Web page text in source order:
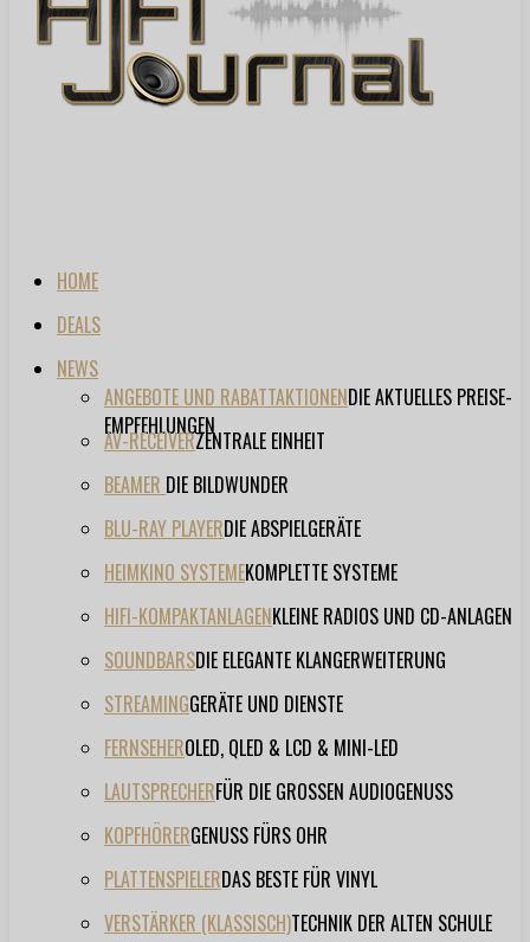
HOME
DEALS
NEWS
ANGEBOTE UND RABATTAKTIONENDIE AKTUELLES PREISE-
EMPFEHLUNGEN
AV-RECEIVERZENTRALE EINHEIT
BEAMER DIE BILDWUNDER
BLU-RAY PLAYERDIE ABSPIELGERÄTE
HEIMKINO SYSTEMEKOMPLETTE SYSTEME
HIFI-KOMPAKTANLAGENKLEINE RADIOS UND CD-ANLAGEN
SOUNDBARSDIE ELEGANTE KLANGERWEITERUNG
STREAMINGGERÄTE UND DIENSTE
FERNSEHEROLED, QLED & LCD & MINI-LED
LAUTSPRECHERFÜR DIE GROSSEN AUDIOGENUSS
KOPFHÖRERGENUSS FÜRS OHR
PLATTENSPIELERDAS BESTE FÜR VINYL
VERSTÄRKER (KLASSISCH)TECHNIK DER ALTEN SCHULE